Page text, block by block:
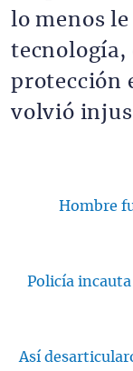
lo menos
tecnología,
protección
volvió
Hombre
Policía
Así